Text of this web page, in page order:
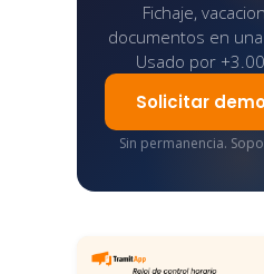
Fichaje,
documentos en
Usado por
Solicitar
Sin permanencia.